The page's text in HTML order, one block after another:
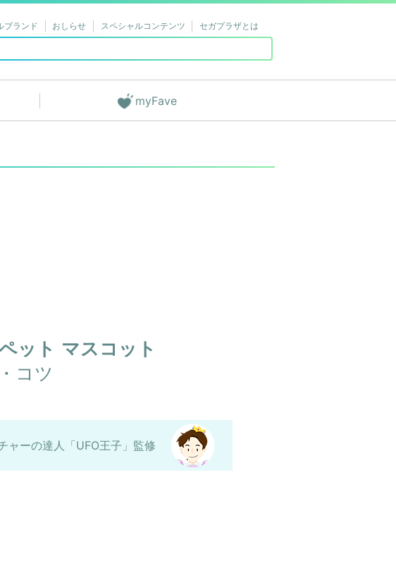
ブランド おしらせ スペシャルコンテンツ セガプラザとは
myFave
ット マスコット
コツ
ャーの達人「UFO王子」監修